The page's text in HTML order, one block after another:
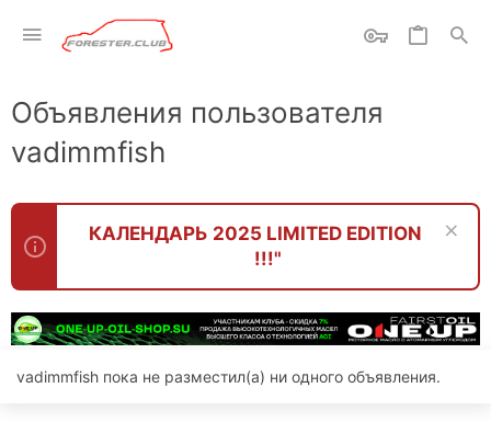
Объявления пользователя
vadimmfish
КАЛЕНДАРЬ 2025 LIMITED EDITION
!!!"
vadimmfish пока не разместил(а) ни одного объявления.